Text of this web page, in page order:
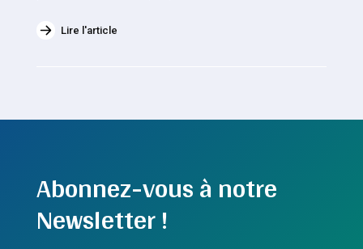
Lire l'article
Abonnez-vous à notre
Newsletter !